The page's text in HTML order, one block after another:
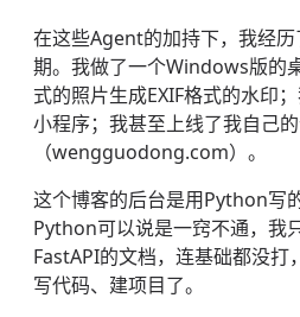
在这些Agent的加持下，我经
期。我做了一个Windows版的
式的照片生成EXIF格式的水印
小程序；我甚至上线了我自己
（wengguodong.com）。
这个博客的后台是用Python写
Python可以说是一窍不通，我
FastAPI的文档，连基础都没
写代码、建项目了。